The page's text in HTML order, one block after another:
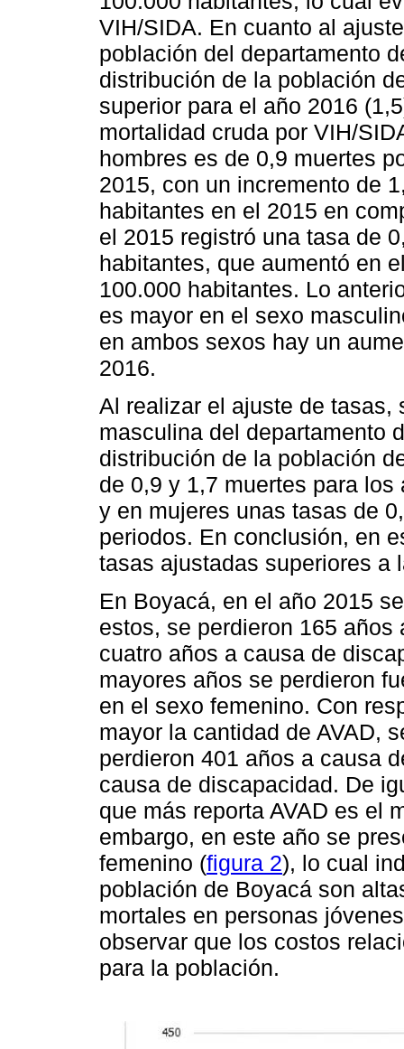
VIH/SIDA. En cuanto al
población del departamento
distribución de la población
superior para el año 2016
mortalidad cruda por VIH/
hombres es de 0,9 muertes
2015, con un incremento de
habitantes en el 2015 en
el 2015 registró una tasa de
habitantes, que aumentó en
100.000 habitantes. Lo
es mayor en el sexo
en ambos sexos hay un
2016.
Al realizar el ajuste de
masculina del departamento
distribución de la población
de 0,9 y 1,7 muertes para
y en mujeres unas tasas de
periodos. En conclusión, en
tasas ajustadas superiores a
En Boyacá, en el año 2015
estos, se perdieron 165
cuatro años a causa de
mayores años se perdieron
en el sexo femenino. Con
mayor la cantidad de AVAD,
perdieron 401 años a causa
causa de discapacidad. De
que más reporta AVAD es el
embargo, en este año se
femenino (figura 2), lo cual
población de Boyacá son
mortales en personas
observar que los costos
para la población.